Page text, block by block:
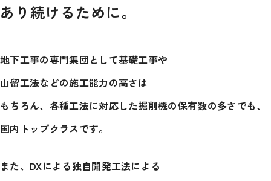
あり続けるために。
地下工事の専門集団として基礎工事や
山留工法などの施工能力の高さは
もちろん、各種工法に対応した掘削機の保有数の多さでも、
国内トップクラスです。
また、DXによる独自開発工法による